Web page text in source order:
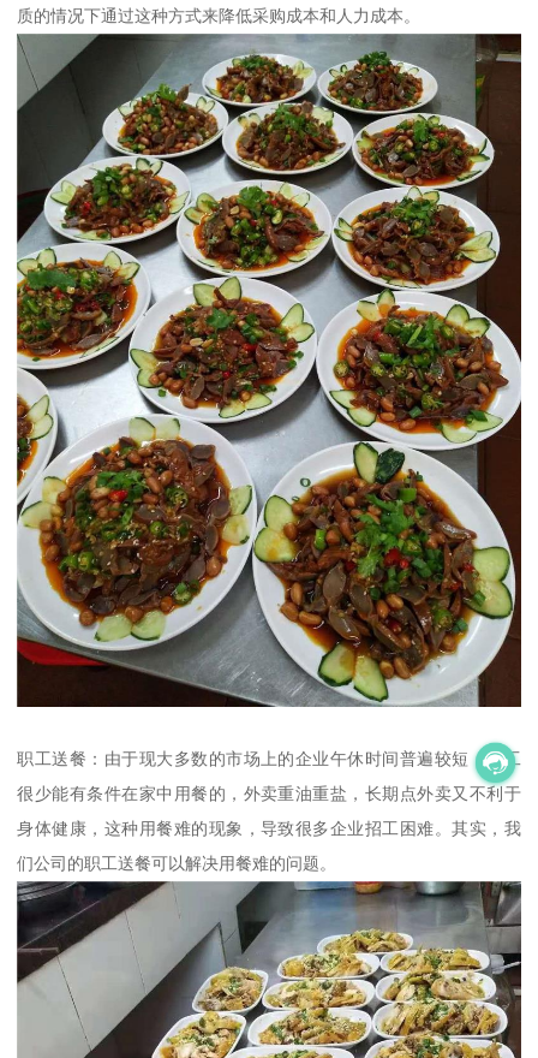
质的情况下通过这种方式来降低采购成本和人力成本。
职工送餐：由于现大多数的市场上的企业午休时间普遍较短，员工
很少能有条件在家中用餐的，外卖重油重盐，长期点外卖又不利于
身体健康，这种用餐难的现象，导致很多企业招工困难。其实，我
们公司的职工送餐可以解决用餐难的问题。